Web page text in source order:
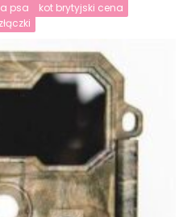
psa
kot brytyjski cena